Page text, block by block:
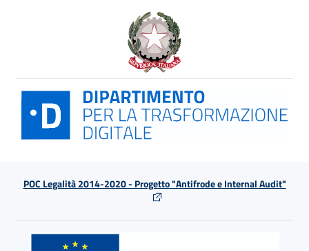
POC Legalità 2014-2020 - Progetto "Antifrode e Internal Audit"